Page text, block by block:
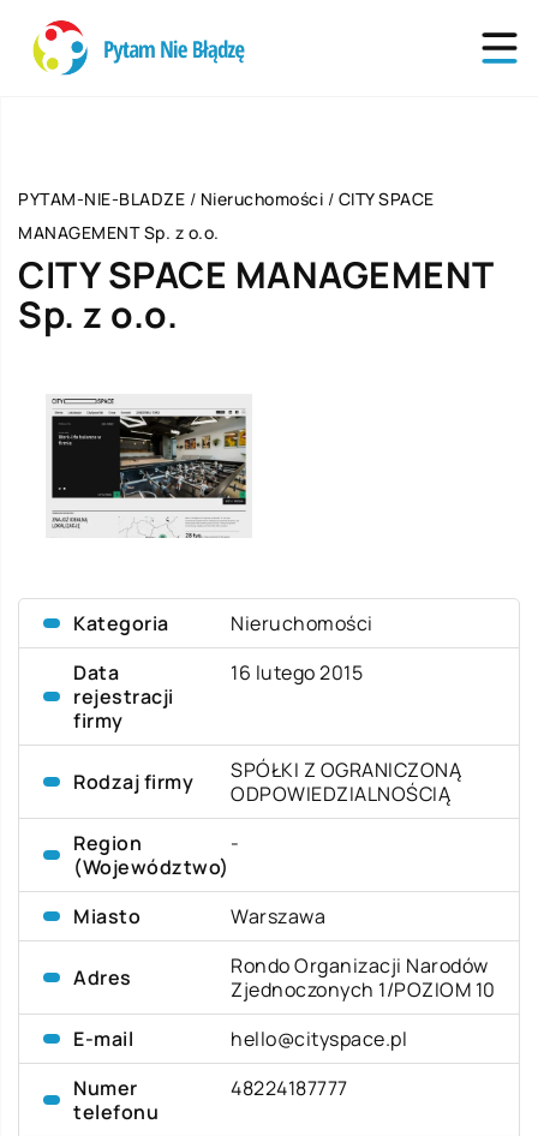
PYTAM-NIE-BLADZE / Nieruchomości / CITY SPACE
MANAGEMENT Sp. z o.o.
CITY SPACE MANAGEMENT
Sp. z o.o.
Kategoria
Nieruchomości
Data
rejestracji
firmy
16 lutego 2015
Rodzaj firmy
SPÓŁKI Z OGRANICZONĄ
ODPOWIEDZIALNOŚCIĄ
Region
(Województwo)
-
Miasto Warszawa
Adres
Rondo Organizacji Narodów
Zjednoczonych 1/POZIOM 10
E-mail
hello@cityspace.pl
Numer
telefonu
48224187777